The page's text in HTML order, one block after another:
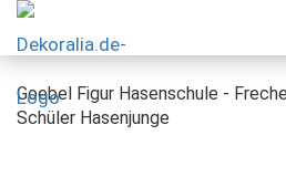
Goebel Figur Hasenschule -
Schüler Hasenjunge